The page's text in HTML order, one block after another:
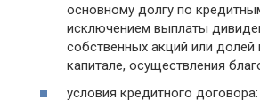
основному долгу по
исключением выплаты
собственных акций или долей
капитале, осуществления
условия кредитного